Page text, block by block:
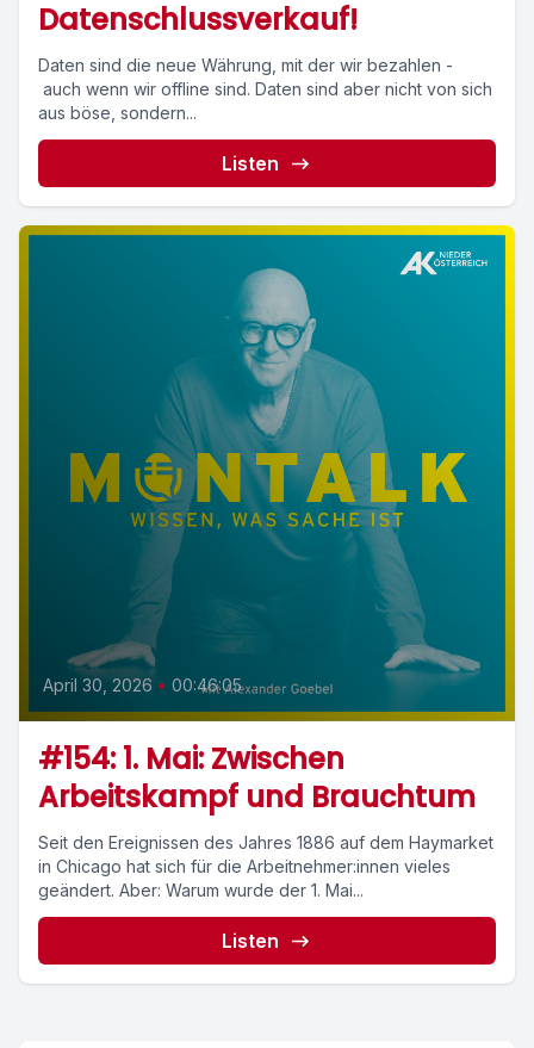
Datenschlussverkauf!
Daten sind die neue Währung, mit der wir bezahlen -
auch wenn wir offline sind. Daten sind aber nicht von sich
aus böse, sondern...
Listen
April 30, 2026 • 00:46:05
#154: 1. Mai: Zwischen
Arbeitskampf und Brauchtum
Seit den Ereignissen des Jahres 1886 auf dem Haymarket
in Chicago hat sich für die Arbeitnehmer:innen vieles
geändert. Aber: Warum wurde der 1. Mai...
Listen